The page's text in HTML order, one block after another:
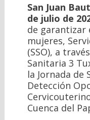
San Juan
de julio de
de garantizar
mujeres,
(SSO), a
Sanitaria 3
la Jornada de
Detección
Cuenca del